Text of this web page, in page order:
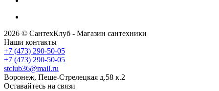
2026 © СантехКлуб - Магазин сантехники
Наши контакты
+7 (473) 290-50-05
+7 (473) 290-50-05
stclub36@mail.ru
Воронеж, Пеше-Стрелецкая д.58 к.2
Оставайтесь на связи